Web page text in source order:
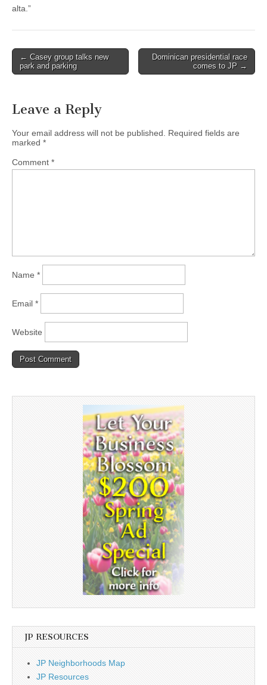
alta.”
Post
navigation
← Casey group talks new
park and parking
Dominican presidential race
comes to JP →
Leave a Reply
Your email address will not be published.
Required fields are
marked *
Comment *
Name *
Email *
Website
JP RESOURCES
JP Neighborhoods Map
JP Resources